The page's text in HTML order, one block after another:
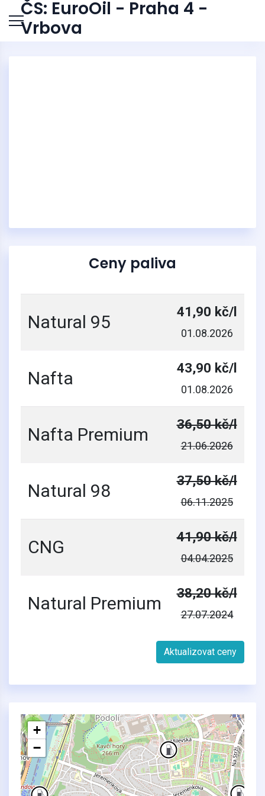
ČS: EuroOil - Praha 4 -
Vrbova
Ceny paliva
Natural 95 41,90 kč/l
01.08.2026
Nafta 43,90 kč/l
01.08.2026
Nafta Premium 36,50 kč/l
21.06.2026
Natural 98 37,50 kč/l
06.11.2025
CNG 41,90 kč/l
04.04.2025
Natural Premium 38,20 kč/l
27.07.2024
Aktualizovat ceny
+
−